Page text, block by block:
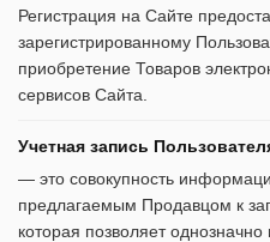
Регистрация на Сайте
зарегистрированному
приобретение Товаров
сервисов Сайта.
Учетная запись
— это совокупность
предлагаемым Продавцом к
которая позволяет